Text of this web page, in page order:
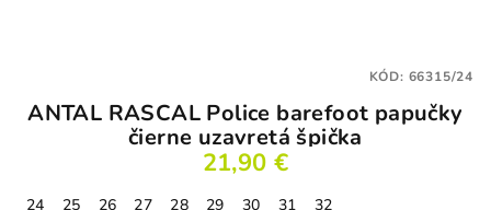
ANTAL RASCAL Police barefoot papučky
čierne uzavretá špička
21,90 €
24 25 26 27 28 29 30 31
32
KÓD: 66315/24